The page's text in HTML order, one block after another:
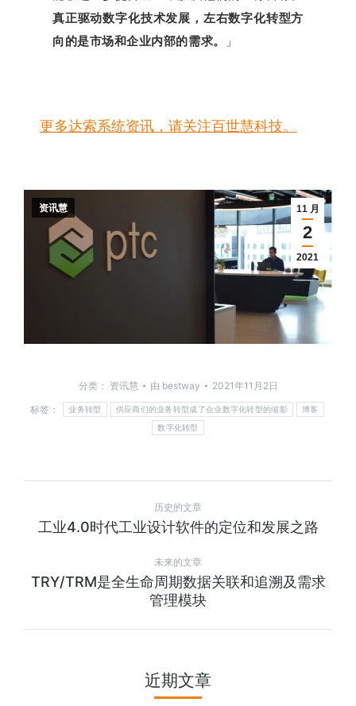
真正驱动数字化技术发展，左右数字化转型方
向的是市场和企业内部的需求。
」
更多达索系统资讯，请关注百世慧科技。
11 月
2
2021
资讯慧
分类： 资讯慧 由 bestway
2021年11月2日
标签：
业务转型 供应商们的业务转型成了企业数字化转型的缩影 博客
数字化转型
历史的文章
工业4.0时代工业设计软件的定位和发展之路
未来的文章
TRY/TRM是全生命周期数据关联和追溯及需求
管理模块
近期文章